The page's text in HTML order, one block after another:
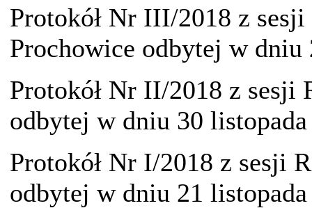
Protokół Nr III/2018 z
Prochowice odbytej w
Protokół Nr II/2018 z sesji
odbytej w dniu 30
Protokół Nr I/2018 z sesji
odbytej w dniu 21